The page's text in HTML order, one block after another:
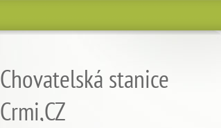
Chovatelská stanice
Crmi,CZ